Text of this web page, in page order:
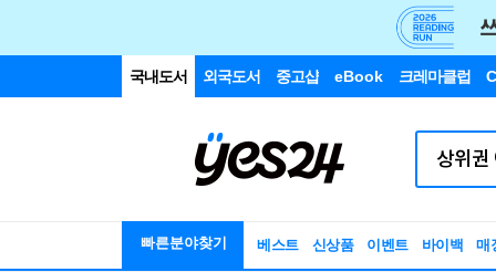
국내도서 외국도서 중고샵 eBook 크레마클럽
빠른분야찾기 베스트 신상품 이벤트 바이백 매